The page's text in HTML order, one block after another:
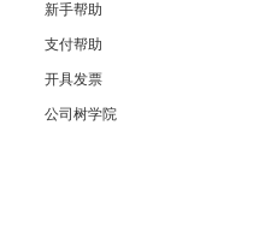
新手帮助
支付帮助
开具发票
公司树学院